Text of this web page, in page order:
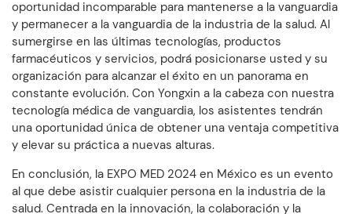
oportunidad incomparable para mantenerse a la vanguardia
y permanecer a la vanguardia de la industria de la salud. Al
sumergirse en las últimas tecnologías, productos
farmacéuticos y servicios, podrá posicionarse usted y su
organización para alcanzar el éxito en un panorama en
constante evolución. Con Yongxin a la cabeza con nuestra
tecnología médica de vanguardia, los asistentes tendrán
una oportunidad única de obtener una ventaja competitiva
y elevar su práctica a nuevas alturas.
En conclusión, la EXPO MED 2024 en México es un evento
al que debe asistir cualquier persona en la industria de la
salud. Centrada en la innovación, la colaboración y la